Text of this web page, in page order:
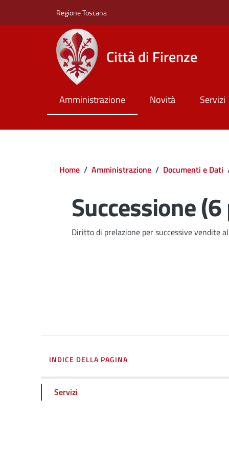
Regione Toscana
Città di Firenze
Amministrazione Novità Servizi
Briciole di pane
Home / Amministrazione / Documenti e Dati
Successione
Dettagli
Diritto di prelazione per successive vendite
INDICE DELLA PAGINA
Servizi